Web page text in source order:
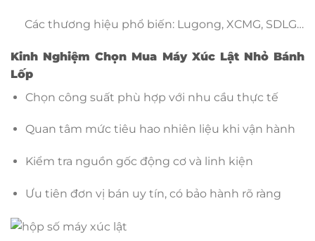
Các thương hiệu phổ biến: Lugong, XCMG, SDLG…
Kinh Nghiệm Chọn Mua Máy Xúc Lật Nhỏ Bánh
Lốp
Chọn công suất phù hợp với nhu cầu thực tế
Quan tâm mức tiêu hao nhiên liệu khi vận hành
Kiểm tra nguồn gốc động cơ và linh kiện
Ưu tiên đơn vị bán uy tín, có bảo hành rõ ràng